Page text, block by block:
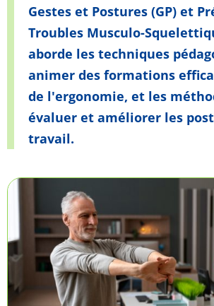
Gestes et Postures (GP) et
Troubles Musculo-
aborde les techniques
animer des formations
de l'ergonomie, et les
évaluer et améliorer les
travail.